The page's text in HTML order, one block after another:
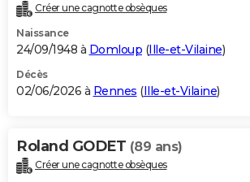
Créer une cagnotte obsèques
Naissance
24/09/1948 à Domloup (Ille-et-Vilaine)
Décès
02/06/2026 à Rennes (Ille-et-Vilaine)
Roland GODET (89 ans)
Créer une cagnotte obsèques